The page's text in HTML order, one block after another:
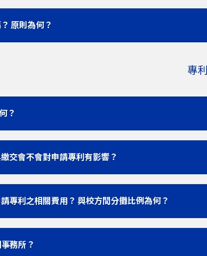
原則為何？
專
？
交會不會對申請專利有影響？
專利之相關費用？ 與校方間分攤比例為何？
務所？